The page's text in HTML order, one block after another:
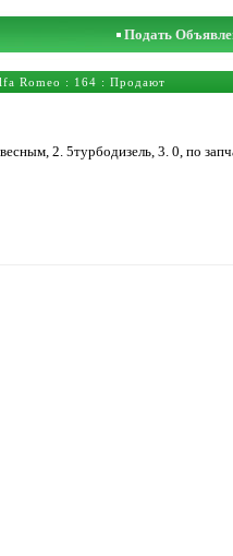
Подать
Romeo : 164 : Продают
2. 5турбодизель, 3. 0, по